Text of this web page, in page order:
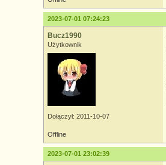
2023-07-01 07:24:23
Bucz1990
Użytkownik
Dołączył: 2011-10-07
Offline
2023-07-01 23:02:39